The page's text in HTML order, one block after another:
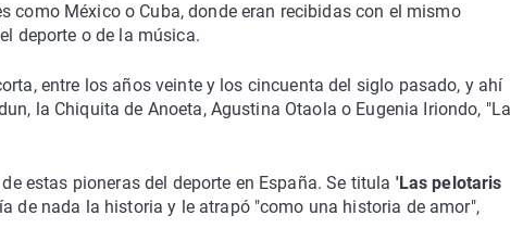
como México o Cuba, donde eran recibidas con el mismo
deporte o de la música.
entre los años veinte y los cincuenta del siglo pasado, y ahí
la Chiquita de Anoeta, Agustina Otaola o Eugenia Iriondo, "La
estas pioneras del deporte en España. Se titula 'Las pelotaris
de nada la historia y le atrapó "como una historia de amor",